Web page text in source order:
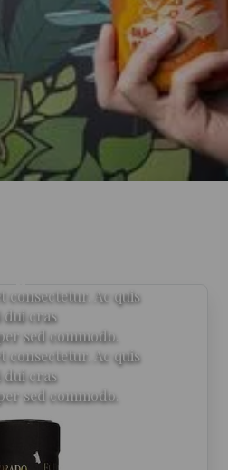
consectetur. Ac quis
cras
sed commodo.
consectetur. Ac quis
cras
sed commodo.